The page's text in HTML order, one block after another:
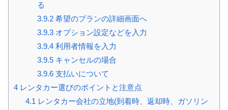
る
3.9.2希望のプランの詳細画面へ
3.9.3オプション設定などを入力
3.9.4利用者情報を入力
3.9.5キャンセルの場合
3.9.6支払いについて
4 レンタカー選びのポイントと注意点
4.1レンタカー会社の立地(到着時、返却時、ガソリン